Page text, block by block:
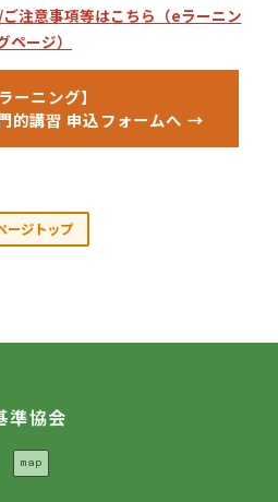
時
種別
発生時の対応 0.5H Web
注意事項等はこちら（eラーニン
ページ）
ーニング】
的講習 申込フォームへ →
ージトップ
準協会
map